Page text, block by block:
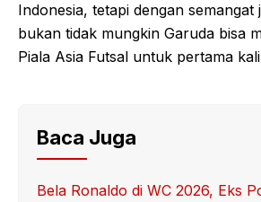
Indonesia, tetapi dengan semangat
bukan tidak mungkin Garuda bisa
Piala Asia Futsal untuk pertama
Baca Juga
Bela Ronaldo di WC 2026, Eks